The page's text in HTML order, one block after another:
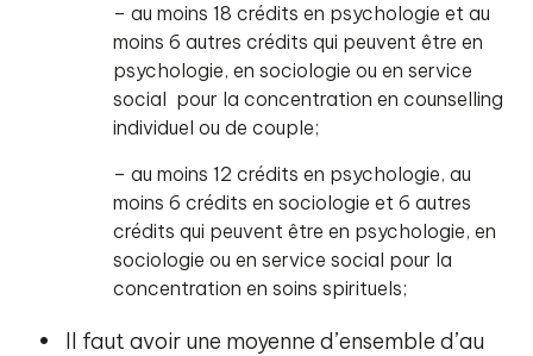
– au moins 18 crédits en psychologie et au
moins 6 autres crédits qui peuvent être en
psychologie, en sociologie ou en service
social pour la concentration en counselling
individuel ou de couple;
– au moins 12 crédits en psychologie, au
moins 6 crédits en sociologie et 6 autres
crédits qui peuvent être en psychologie, en
sociologie ou en service social pour la
concentration en soins spirituels;
Il faut avoir une moyenne d’ensemble d’au